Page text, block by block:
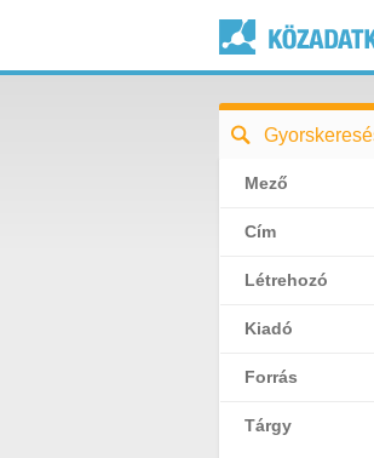
Mező
Cím
Létrehozó
Kiadó
Forrás
Tárgy